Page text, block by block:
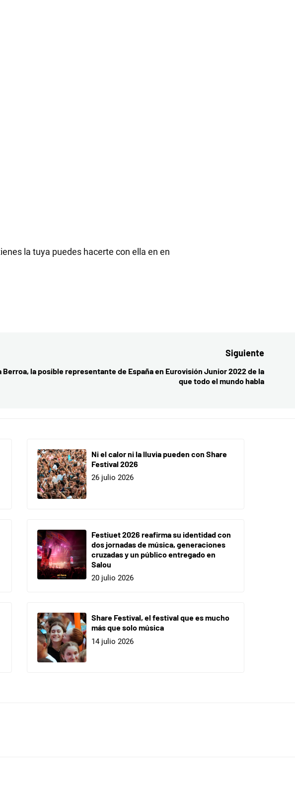
la tuya puedes hacerte con ella en en
Siguiente
Entrada
Berroa, la posible representante de España en Eurovisión Junior 2022 de la
que todo el mundo habla
Ni el calor ni la lluvia pueden con Share
Festival 2026
26 julio 2026
Festiuet 2026 reafirma su identidad con
dos jornadas de música, generaciones
cruzadas y un público entregado en
Salou
20 julio 2026
Share Festival, el festival que es mucho
más que solo música
14 julio 2026